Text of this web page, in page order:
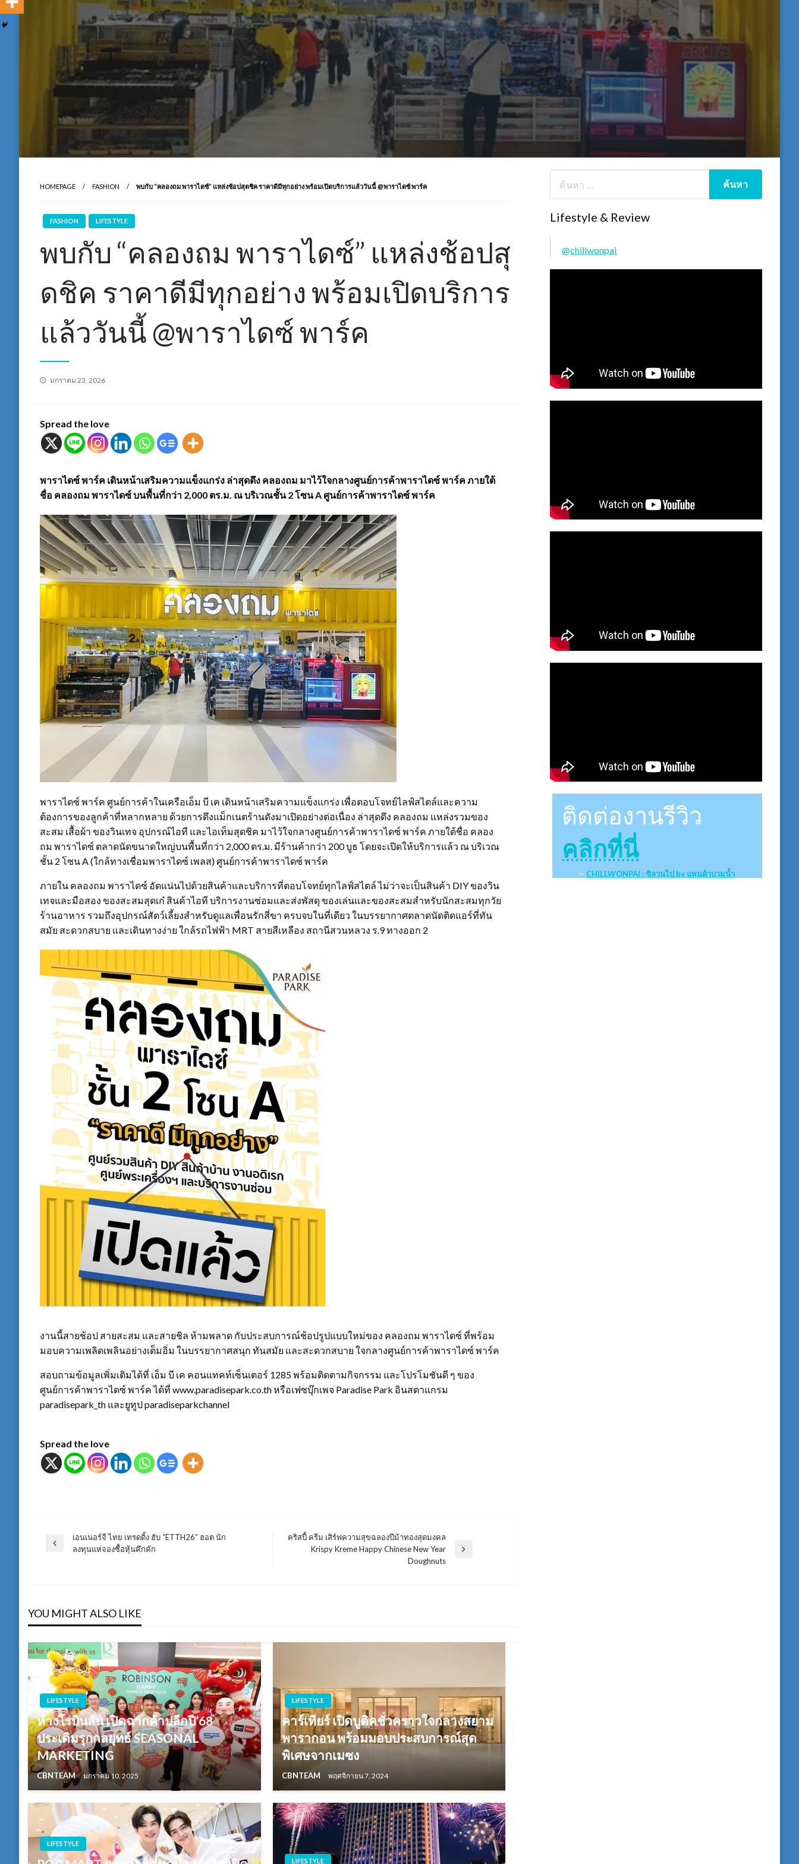
HOMEPAGE FASHION พบกับ “คลองถม พาราไดซ์” แหล่งช้อปสุดชิค ราคาดีมีทุกอย่าง พร้อมเปิดบริการแล้ววันนี้ @พาราไดซ์ พาร์ค
FASHION LIFESTYLE
พบกับ “คลองถม พาราไดซ์” แหล่งช้อปสุ
ดชิค ราคาดีมีทุกอย่าง พร้อมเปิดบริการ
แล้ววันนี้ @พาราไดซ์ พาร์ค
Posted
มกราคม 23, 2026
Spread the love
พาราไดซ์ พาร์ค เดินหน้าเสริมความแข็งแกร่ง ล่าสุดดึง คลองถม มาไว้ใจกลางศูนย์การค้าพาราไดซ์ พาร์ค ภายใต้
ชื่อ คลองถม พาราไดซ์ บนพื้นที่กว่า 2,000 ตร.ม. ณ บริเวณชั้น 2 โซน A ศูนย์การค้าพาราไดซ์ พาร์ค
พาราไดซ์ พาร์ค ศูนย์การค้าในเครือเอ็ม บี เค เดินหน้าเสริมความแข็งแกร่ง เพื่อตอบโจทย์ไลฟ์สไตล์และความ
ต้องการของลูกค้าที่หลากหลาย ด้วยการดึงแม็กเนตร้านดังมาเปิดอย่างต่อเนื่อง ล่าสุดดึง คลองถม แหล่งรวมของ
สะสม เสื้อผ้า ของวินเทจ อุปกรณ์ไอที และไอเท็มสุดชิค มาไว้ใจกลางศูนย์การค้าพาราไดซ์ พาร์ค ภายใต้ชื่อ คลอง
ถม พาราไดซ์ ตลาดนัดขนาดใหญ่บนพื้นที่กว่า 2,000 ตร.ม. มีร้านค้ากว่า 200 บูธ โดยจะเปิดให้บริการแล้ว ณ บริเวณ
ชั้น 2 โซน A (ใกล้ทางเชื่อมพาราไดซ์ เพลส) ศูนย์การค้าพาราไดซ์ พาร์ค
ภายใน คลองถม พาราไดซ์ อัดแน่นไปด้วยสินค้าและบริการที่ตอบโจทย์ทุกไลฟ์สไตล์ ไม่ว่าจะเป็นสินค้า DIY ของวิน
เทจและมือสอง ของสะสมสุดเก๋ สินค้าไอที บริการงานซ่อมและส่งพัสดุ ของเล่นและของสะสมสำหรับนักสะสมทุกวัย
ร้านอาหาร รวมถึงอุปกรณ์สัตว์เลี้ยงสำหรับดูแลเพื่อนรักสี่ขา ครบจบในที่เดียว ในบรรยากาศตลาดนัดติดแอร์ที่ทัน
สมัย สะดวกสบาย และเดินทางง่าย ใกล้รถไฟฟ้า MRT สายสีเหลือง สถานีสวนหลวง ร.9 ทางออก 2
งานนี้สายช้อป สายสะสม และสายชิล ห้ามพลาด กับประสบการณ์ช้อปรูปแบบใหม่ของ คลองถม พาราไดซ์ ที่พร้อม
มอบความเพลิดเพลินอย่างเต็มอิ่ม ในบรรยากาศสนุก ทันสมัย และสะดวกสบาย ใจกลางศูนย์การค้าพาราไดซ์ พาร์ค
สอบถามข้อมูลเพิ่มเติมได้ที่ เอ็ม บี เค คอนแทคท์เซ็นเตอร์ 1285 พร้อมติดตามกิจกรรม และโปรโมชันดี ๆ ของ
ศูนย์การค้าพาราไดซ์ พาร์ค ได้ที่ www.paradisepark.co.th หรือเฟซบุ๊กเพจ Paradise Park อินสตาแกรม
paradisepark_th และยูทูป paradiseparkchannel
Spread the love
แนะแนว
Previous
เอนเนอร์จี ไทย เทรดดิ้ง ฮับ “ETTH26” ฮอต นัก
ลงทุนแห่จองซื้อหุ้นคึกคัก
คริสปี้ ครีม เสิร์ฟความสุขฉลองปีม้าทองสุดมงคล
Krispy Kreme Happy Chinese New Year
Doughnuts
YOU MIGHT ALSO LIKE
LIFESTYLE
ห้างโรบินสัน เปิดฉากค้าปลีกปี’68
ประเดิมรุกกลยุทธ์ SEASONAL
MARKETING
CBNTEAM มกราคม 10, 2025
LIFESTYLE
คาร์เทียร์ เปิดบูติคชั่วคราวใจกลางสยาม
พารากอน พร้อมมอบประสบการณ์สุด
พิเศษจากเมซง
CBNTEAM พฤศจิกายน 7, 2024
LIFESTYLE
LIFESTYLE
Lifestyle & Review
@chillwonpai
ติดต่องานรีวิว
คลิกที่นี่
CHILLWONPAI : ชิลวนไป by แพนด้าบวมน้ำ